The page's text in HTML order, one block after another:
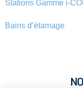
Stations Gamme i-
Bains d’étamage